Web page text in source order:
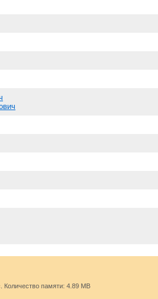
Количество памяти: 4.89 MB